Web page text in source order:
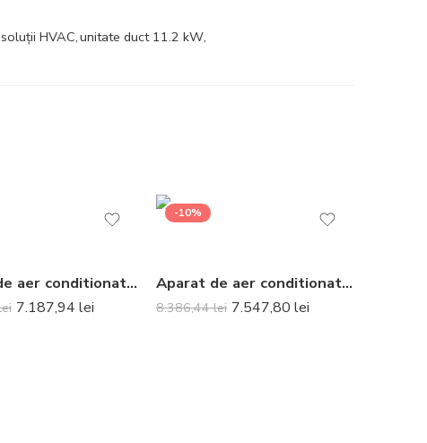
soluții HVAC,unitate duct 11.2 kW,
Aparat de aer conditionat Daikin Stylish Bluevolution FTXA25CS-RXA25A8 Inverter 9000 BTU Silver – Telecomanda inclusa
7.187,94 lei
-10%
Aparat de aer conditionat Daikin Comfora Bluevolution FTXP60N-RXP60N Inverter 21000 BTU – Telecomanda inclusa
8.386,44lei 7.547,80 lei